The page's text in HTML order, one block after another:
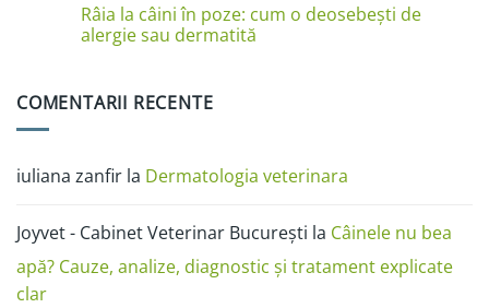
ciupercă,
alergii
și
câini
în
poze:
ciuperca
la
Test
anticorpi
pisică
Râia la câini în poze: cum o deosebești de
alergie sau dermatită
Râia
cum
o
alergie
sau
COMENTARII RECENTE
iuliana zanfir la Dermatologia veterinara
Joyvet - Cabinet Veterinar București la Câinele nu bea
apă? Cauze, analize, diagnostic și tratament explicate
clar